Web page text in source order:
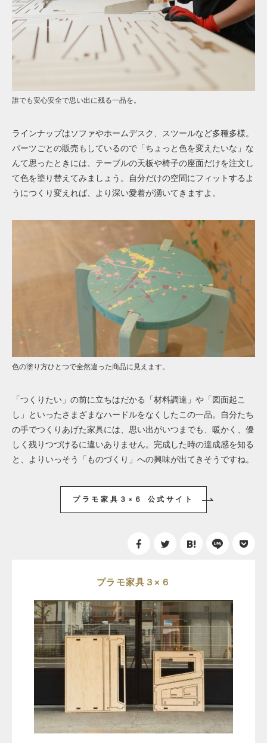
誰でも安心安全で思い出に残る一品を。
ラインナップはソファやホームデスク、スツールなど多種多様。
パーツごとの販売もしているので「ちょっと色を変えたいな」な
んて思ったときには、テーブルの天板や椅子の座面だけを注文し
て色を塗り替えてみましょう。自分だけの空間にフィットするよ
うにつくり変えれば、より深い愛着が湧いてきますよ。
色の塗り方ひとつで全然違った商品に見えます。
「つくりたい」の前に立ちはだかる「材料調達」や「図面起こ
し」といったさまざまなハードルをなくしたこの一品。自分たち
の手でつくりあげた家具には、思い出がいつまでも、暖かく、優
しく残りつづけるに違いありません。完成した時の達成感を知る
と、よりいっそう「ものづくり」への興味が出てきそうですね。
プラモ家具３×６ 公式サイト
プラモ家具３×６